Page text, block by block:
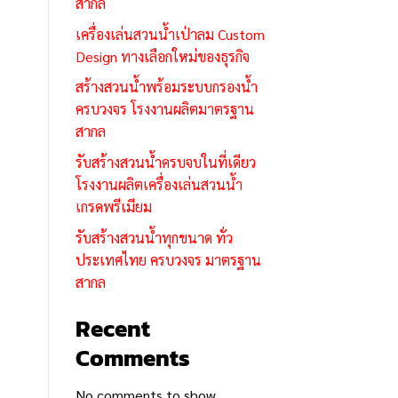
เครื่องเล่นสวนน้ำเป่าลม Custom
Design ทางเลือกใหม่ของธุรกิจ
สร้างสวนน้ำพร้อมระบบกรองน้ำ
ครบวงจร โรงงานผลิตมาตรฐาน
สากล
รับสร้างสวนน้ำครบจบในที่เดียว
โรงงานผลิตเครื่องเล่นสวนน้ำ
เกรดพรีเมียม
รับสร้างสวนน้ำทุกขนาด ทั่ว
ประเทศไทย ครบวงจร มาตรฐาน
สากล
Recent
Comments